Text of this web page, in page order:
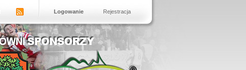
Logowanie Rejestracja